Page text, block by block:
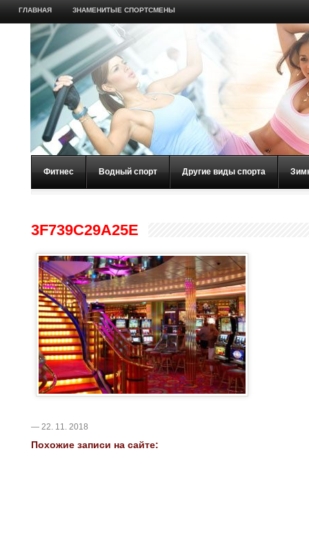
ГЛАВНАЯ ЗНАМЕНИТЫЕ СПОРТСМЕНЫ
Фитнес Водный спорт Другие виды спорта
3F739C29A25E
— 22. 11. 2018
Похожие записи на сайте: